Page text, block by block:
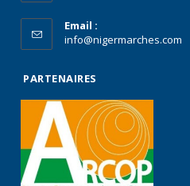
Email :
info@nigermarches.com
PARTENAIRES